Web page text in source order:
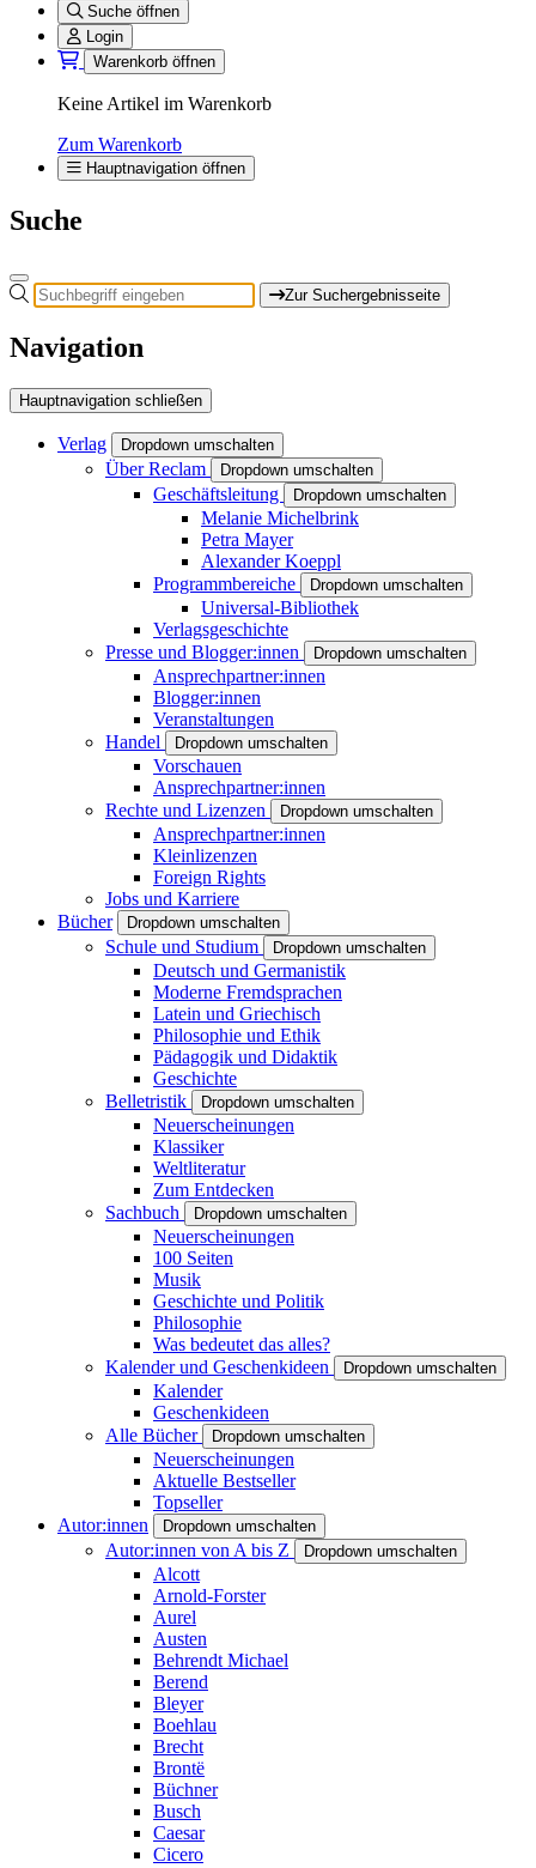
Suche öffnen
Login
Warenkorb öffnen
Keine Artikel im Warenkorb
Zum Warenkorb
Hauptnavigation öffnen
Suche
Zur Suchergebnisseite
Navigation
Hauptnavigation schließen
Verlag Dropdown umschalten
Über Reclam Dropdown umschalten
Geschäftsleitung Dropdown umschalten
Melanie Michelbrink
Petra Mayer
Alexander Koeppl
Programmbereiche
Dropdown umschalten
Universal-Bibliothek
Verlagsgeschichte
Presse und Blogger:innen
Dropdown umschalten
Ansprechpartner:innen
Blogger:innen
Veranstaltungen
Handel
Dropdown umschalten
Vorschauen
Ansprechpartner:innen
Rechte und Lizenzen
Dropdown umschalten
Ansprechpartner:innen
Kleinlizenzen
Foreign Rights
Jobs und Karriere
Bücher
Dropdown umschalten
Schule und Studium Dropdown umschalten
Deutsch und Germanistik
Moderne Fremdsprachen
Latein und Griechisch
Philosophie und Ethik
Pädagogik und Didaktik
Geschichte
Belletristik
Dropdown umschalten
Neuerscheinungen
Klassiker
Weltliteratur
Zum Entdecken
Sachbuch
Dropdown umschalten
Neuerscheinungen
100 Seiten
Musik
Geschichte und Politik
Philosophie
Was bedeutet das alles?
Kalender und Geschenkideen
Dropdown umschalten
Kalender
Geschenkideen
Alle Bücher
Dropdown umschalten
Neuerscheinungen
Aktuelle Bestseller
Topseller
Autor:innen
Dropdown umschalten
Autor:innen von A bis Z Dropdown umschalten
Alcott
Arnold-Forster
Aurel
Austen
Behrendt Michael
Berend
Bleyer
Boehlau
Brecht
Brontë
Büchner
Busch
Caesar
Cicero